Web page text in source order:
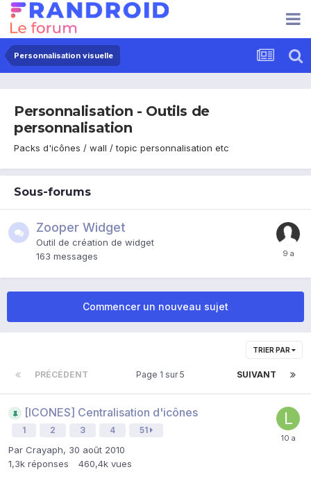
Personnalisation visuelle
Personnalisation - Outils de
personnalisation
Packs d'icônes / wall / topic personnalisation etc
Sous-forums
Zooper Widget
Outil de création de widget
163 messages
Commencer un nouveau sujet
TRIER PAR
PRÉCÉDENT SUIVANT
Page 1 sur 5
[ICONES] Centralisation d'icônes
1 2 3 4 51
Par Crayaph, 30 août 2010
1,3k réponses 460,4k vues